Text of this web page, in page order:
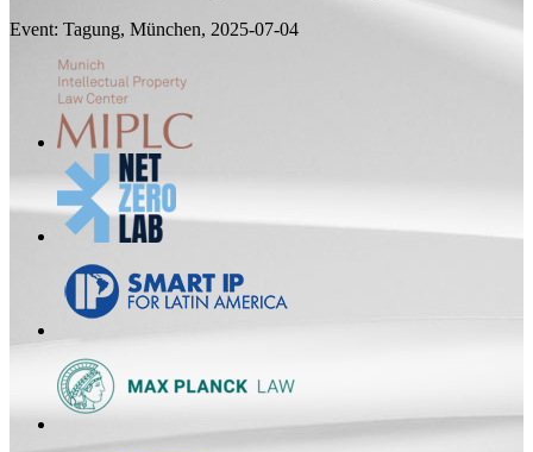
Event: Tagung, München, 2025-07-04